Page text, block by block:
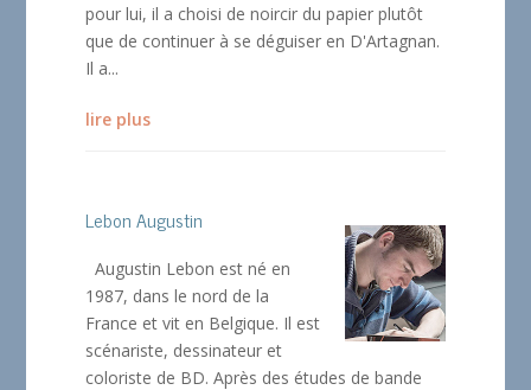
pour lui, il a choisi de noircir du papier plutôt
que de continuer à se déguiser en D'Artagnan.
Il a...
lire plus
Lebon Augustin
Augustin Lebon est né en
1987, dans le nord de la
France et vit en Belgique. Il est
scénariste, dessinateur et
coloriste de BD. Après des études de bande